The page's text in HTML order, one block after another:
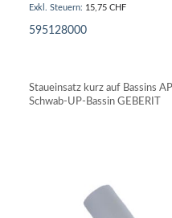
15,75 CHF
595128000
Staueinsatz kurz auf Bassins
Schwab-UP-Bassin GEBERIT